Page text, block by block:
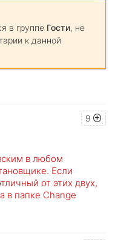
в группе Гости, не
к данной
9
в любом
Если
от этих двух,
в папке Change